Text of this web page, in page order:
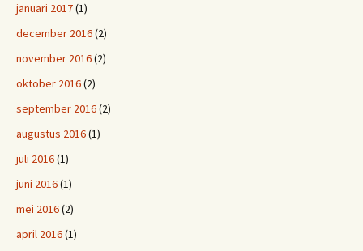
januari 2017(1)
december 2016(2)
november 2016(2)
oktober 2016(2)
september 2016(2)
augustus 2016(1)
juli 2016(1)
juni 2016(1)
mei 2016(2)
april 2016(1)